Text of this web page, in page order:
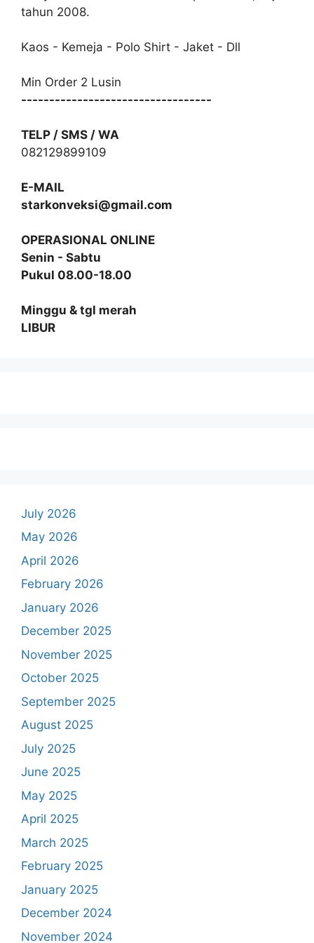
tahun 2008.
Kaos - Kemeja - Polo Shirt - Jaket - Dll
Min Order 2 Lusin
----------------------------------
TELP / SMS / WA
082129899109
E-MAIL
starkonveksi@gmail.com
OPERASIONAL ONLINE
Senin - Sabtu
Pukul 08.00-18.00
Minggu & tgl merah
LIBUR
July 2026
May 2026
April 2026
February 2026
January 2026
December 2025
November 2025
October 2025
September 2025
August 2025
July 2025
June 2025
May 2025
April 2025
March 2025
February 2025
January 2025
December 2024
November 2024